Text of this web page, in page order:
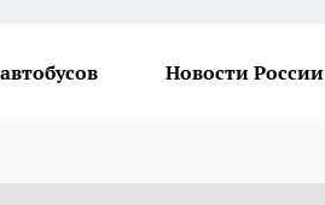
Новости России